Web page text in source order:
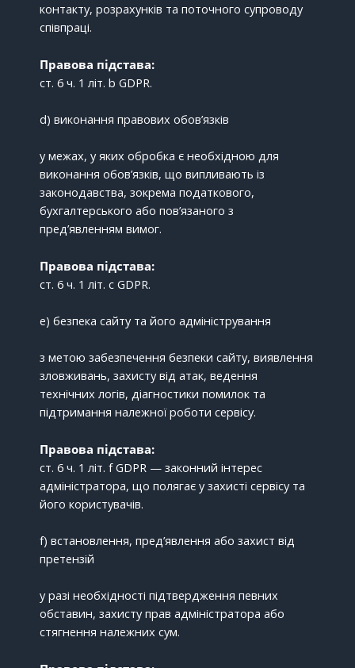
контакту, розрахунків та поточного супроводу
співпраці.
Правова підстава:
ст. 6 ч. 1 літ. b GDPR.
d) виконання правових обов’язків
у межах, у яких обробка є необхідною для
виконання обов’язків, що випливають із
законодавства, зокрема податкового,
бухгалтерського або пов’язаного з
пред’явленням вимог.
Правова підстава:
ст. 6 ч. 1 літ. c GDPR.
e) безпека сайту та його адміністрування
з метою забезпечення безпеки сайту, виявлення
зловживань, захисту від атак, ведення
технічних логів, діагностики помилок та
підтримання належної роботи сервісу.
Правова підстава:
ст. 6 ч. 1 літ. f GDPR — законний інтерес
адміністратора, що полягає у захисті сервісу та
його користувачів.
f) встановлення, пред’явлення або захист від
претензій
у разі необхідності підтвердження певних
обставин, захисту прав адміністратора або
стягнення належних сум.